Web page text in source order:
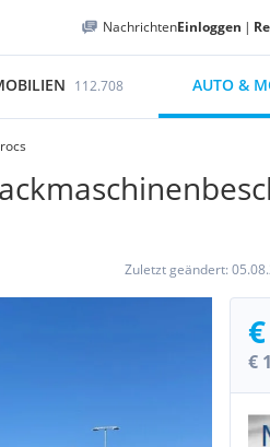
NachrichtenEinloggen |
112.708 AUTO &
Zuletzt geändert:
€